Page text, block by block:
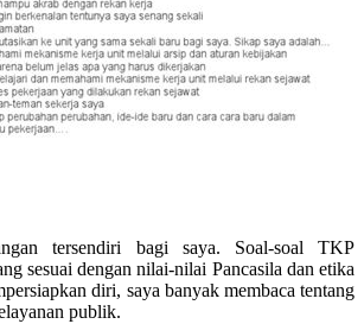
tersendiri bagi saya. Soal-soal TKP
sesuai dengan nilai-nilai Pancasila dan etika
diri, saya banyak membaca tentang
publik.